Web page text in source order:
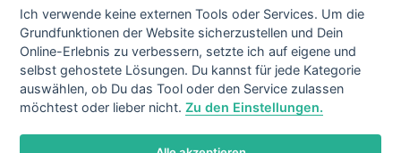
Impressum
Kontakt
Datenschutz
Ich verwende keine externen Tools oder Services. Um die
Grundfunktionen der Website sicherzustellen und Dein
Online-Erlebnis zu verbessern, setzte ich auf eigene und
selbst gehostete Lösungen. Du kannst für jede Kategorie
auswählen, ob Du das Tool oder den Service zulassen
möchtest oder lieber nicht.Zu den Einstellungen.